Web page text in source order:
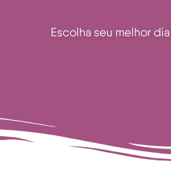
Escolha seu melhor